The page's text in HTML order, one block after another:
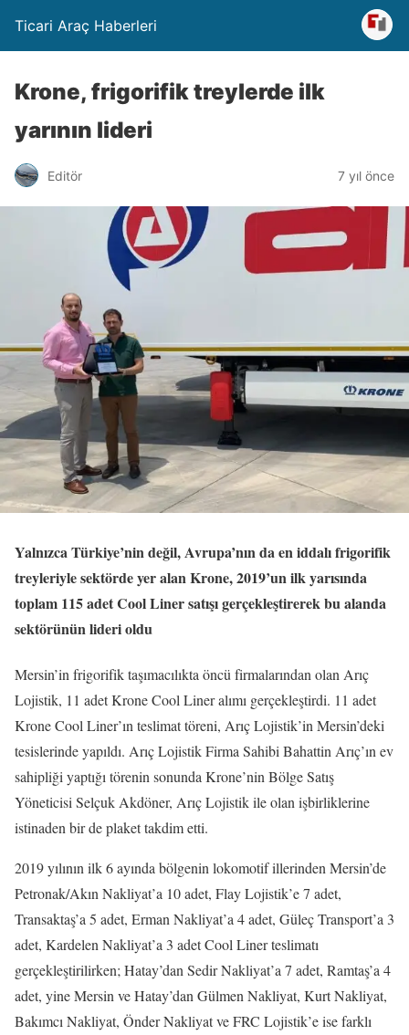
Ticari Araç Haberleri
Krone, frigorifik treylerde ilk
yarının lideri
Editör 7 yıl önce
Yalnızca Türkiye’nin değil, Avrupa’nın da en iddalı frigorifik
treyleriyle sektörde yer alan Krone, 2019’un ilk yarısında
toplam 115 adet Cool Liner satışı gerçekleştirerek bu alanda
sektörünün lideri oldu
Mersin’in frigorifik taşımacılıkta öncü firmalarından olan Arıç
Lojistik, 11 adet Krone Cool Liner alımı gerçekleştirdi. 11 adet
Krone Cool Liner’ın teslimat töreni, Arıç Lojistik’in Mersin’deki
tesislerinde yapıldı. Arıç Lojistik Firma Sahibi Bahattin Arıç’ın ev
sahipliği yaptığı törenin sonunda Krone’nin Bölge Satış
Yöneticisi Selçuk Akdöner, Arıç Lojistik ile olan işbirliklerine
istinaden bir de plaket takdim etti.
2019 yılının ilk 6 ayında bölgenin lokomotif illerinden Mersin’de
Petronak/Akın Nakliyat’a 10 adet, Flay Lojistik’e 7 adet,
Transaktaş’a 5 adet, Erman Nakliyat’a 4 adet, Güleç Transport’a 3
adet, Kardelen Nakliyat’a 3 adet Cool Liner teslimatı
gerçekleştirilirken; Hatay’dan Sedir Nakliyat’a 7 adet, Ramtaş’a 4
adet, yine Mersin ve Hatay’dan Gülmen Nakliyat, Kurt Nakliyat,
Bakımcı Nakliyat, Önder Nakliyat ve FRC Lojistik’e ise farklı